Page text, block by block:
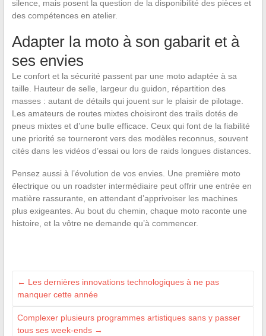
silence, mais posent la question de la disponibilité des pièces et
des compétences en atelier.
Adapter la moto à son gabarit et à
ses envies
Le confort et la sécurité passent par une moto adaptée à sa
taille. Hauteur de selle, largeur du guidon, répartition des
masses : autant de détails qui jouent sur le plaisir de pilotage.
Les amateurs de routes mixtes choisiront des trails dotés de
pneus mixtes et d’une bulle efficace. Ceux qui font de la fiabilité
une priorité se tourneront vers des modèles reconnus, souvent
cités dans les vidéos d’essai ou lors de raids longues distances.
Pensez aussi à l’évolution de vos envies. Une première moto
électrique ou un roadster intermédiaire peut offrir une entrée en
matière rassurante, en attendant d’apprivoiser les machines
plus exigeantes. Au bout du chemin, chaque moto raconte une
histoire, et la vôtre ne demande qu’à commencer.
← Les dernières innovations technologiques à ne pas
manquer cette année
Complexer plusieurs programmes artistiques sans y passer
tous ses week-ends →